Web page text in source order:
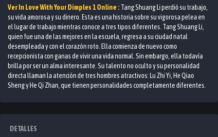
Ver In Love With Your Dimples 1Online : Tang Shuang Li perdió su trabajo,
su vida amorosa y su dinero. Esta es una historia sobre su vigorosa pelea en
el lugar de trabajo mientras conoce a tres tipos diferentes. Tang Shuang Li,
quien fue una de las mejores en la escuela, regresa a su ciudad natal
desempleada y con el corazón roto. Ella comienza de nuevo como
recepcionista con ganas de vivir una vida normal. Sin embargo, ella todavía
brilla por ser un alma interesante. Su talento no oculto y su personalidad
directa llaman la atención de tres hombres atractivos: Lu Zhi Yi, He Qiao
Sheng y He Qi Zhan, que tienen personalidades completamente diferentes.
DETALLES